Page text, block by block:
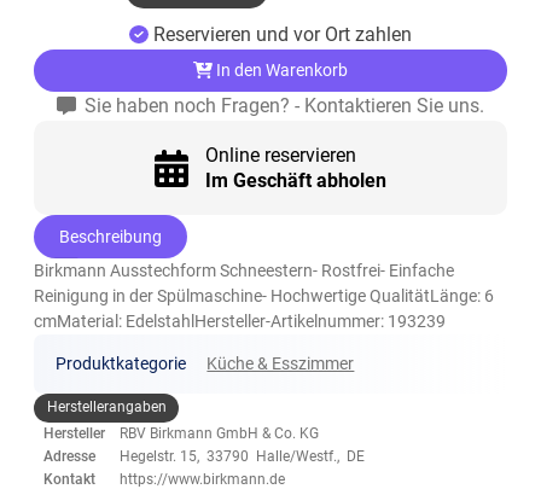
Reservieren und vor Ort zahlen
In den Warenkorb
Sie haben noch Fragen? - Kontaktieren Sie uns.
Online reservieren
Im Geschäft abholen
Beschreibung
Birkmann Ausstechform Schneestern- Rostfrei- Einfache
Reinigung in der Spülmaschine- Hochwertige QualitätLänge: 6
cmMaterial: EdelstahlHersteller-Artikelnummer: 193239
Produktkategorie Küche & Esszimmer
Herstellerangaben
Hersteller
RBV Birkmann GmbH & Co. KG
Adresse
Hegelstr. 15, 33790 Halle/Westf., DE
Kontakt
https://www.birkmann.de